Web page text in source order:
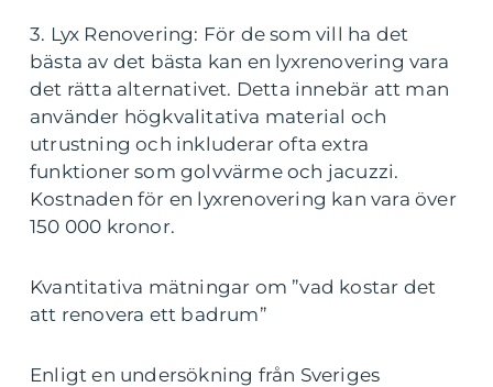
3. Lyx Renovering: För de som vill ha det
bästa av det bästa kan en lyxrenovering vara
det rätta alternativet. Detta innebär att man
använder högkvalitativa material och
utrustning och inkluderar ofta extra
funktioner som golvvärme och jacuzzi.
Kostnaden för en lyxrenovering kan vara över
150 000 kronor.
Kvantitativa mätningar om ”vad kostar det
att renovera ett badrum”
Enligt en undersökning från Sveriges